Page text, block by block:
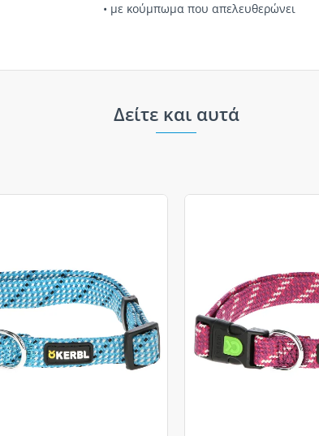
• με κούμπωμα που απελευθερώνει
Δείτε και αυτά